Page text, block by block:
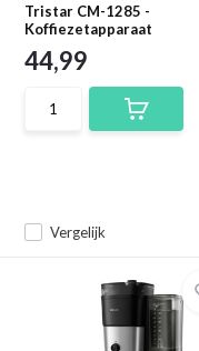
Tristar CM-1285 -
Koffiezetapparaat
Vergelijk
44,99